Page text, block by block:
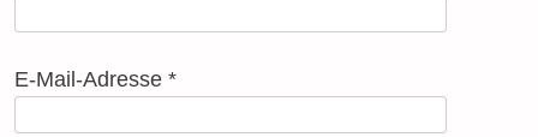
E-Mail-Adresse *